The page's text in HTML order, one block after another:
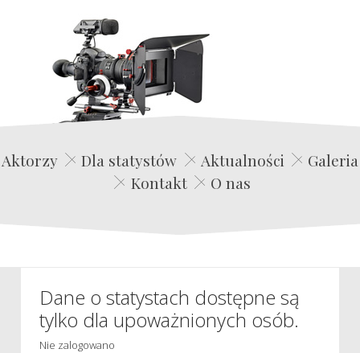
Edwin Film Agencja Aktorska
Aktorzy Dla statystów Aktualności
Galeria
Kontakt
O nas
Dane o statystach dostępne są
tylko dla upoważnionych osób.
Nie zalogowano